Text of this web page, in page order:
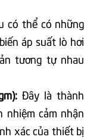
có thể có những
áp suất lò hơi
tương tự nhau
Đây là thành
nhiệm cảm nhận
xác của thiết bị